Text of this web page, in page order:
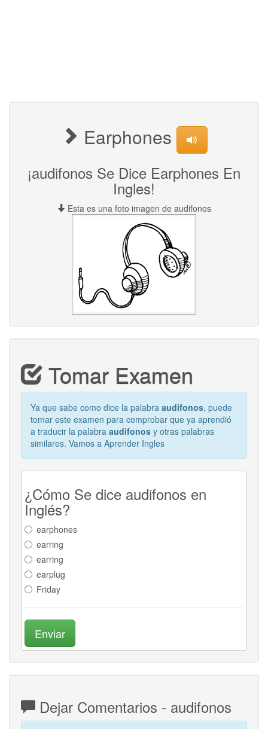
Earphones
¡audifonos Se Dice Earphones En
Ingles!
Esta es una foto imagen de audifonos
Tomar Examen
Ya que sabe como dice la palabra audifonos, puede
tomar este examen para comprobar que ya aprendió
a traducir la palabra audifonos y otras palabras
similares. Vamos a Aprender Ingles
¿Cómo Se dice audifonos en
Inglés?
earphones
earring
earring
earplug
Friday
Enviar
Dejar Comentarios - audifonos